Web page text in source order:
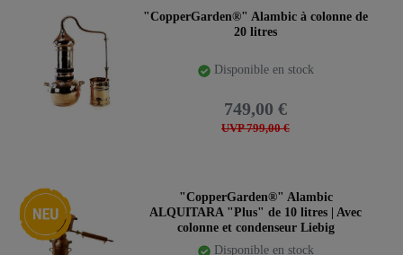
"CopperGarden®" Alambic à colonne de
20 litres
Disponible en stock
UVP 799,00 €
749,00 €
Nouveauté
"CopperGarden®" Alambic
ALQUITARA "Plus" de 10 litres | Avec
colonne et condenseur Liebig
Disponible en stock